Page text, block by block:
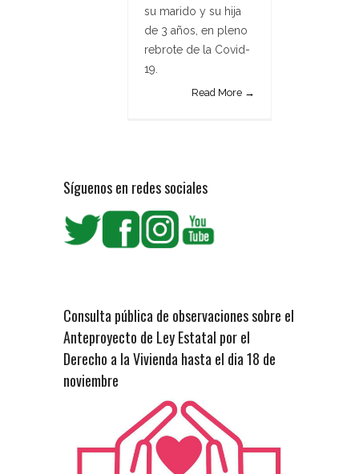
su marido y su hija
de 3 años, en pleno
rebrote de la Covid-
19.
Read More →
Síguenos en redes sociales
Consulta pública de observaciones sobre el
Anteproyecto de Ley Estatal por el
Derecho a la Vivienda hasta el dia 18 de
noviembre